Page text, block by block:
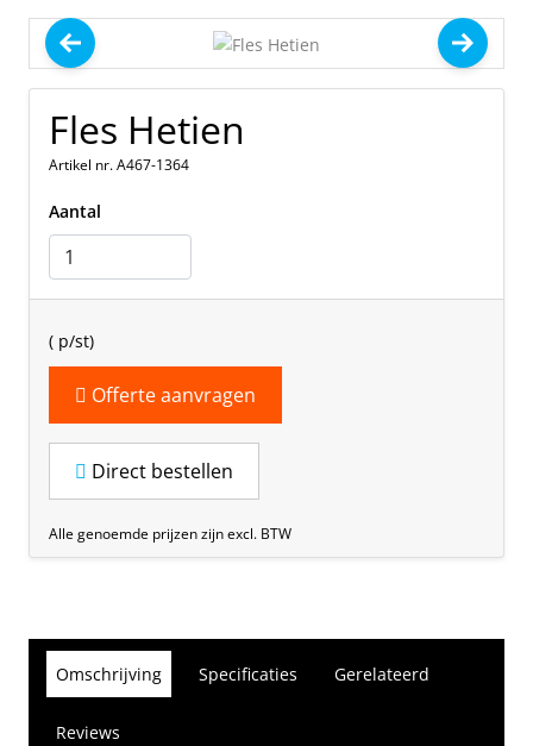
Fles Hetien
Artikel nr. A467-1364
Aantal
( p/st)
Offerte aanvragen
Direct bestellen
Alle genoemde prijzen zijn excl. BTW
Omschrijving Specificaties Gerelateerd
Reviews